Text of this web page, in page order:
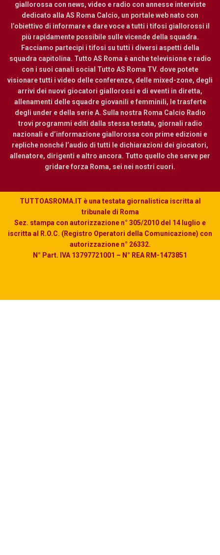
giallorossa con news, video e radio con annesse interviste
dedicato alla AS Roma Calcio, un portale web nato con
l’obiettivo di informare e dare voce a tutti i tifosi giallorossi il
più rapidamente possibile sulle vicende della squadra.
Facciamo partecipi i tifosi su tutti i diversi aspetti della
squadra capitolina. Tutto AS Roma è anche televisione e radio
con i suoi canali social Tutto AS Roma TV. dove potete
visionare tutti i video delle conferenze, delle mixed-zone, degli
arrivi dei nuovi giocatori giallorossi e di eventi in diretta,
allenamenti delle squadre giovanili e femminili, le trasferte
degli under e della serie A. Sulla nostra Roma Calcio Radio
trovi programmi editi dalla stessa testata, giornali radio
nazionali e d’informazione giallorossa con prime edizioni e
repliche nonché l’audio di tutti le dichiarazioni dei giocatori,
allenatore, dirigenti e altro ancora. Tutto quello che serve per
gridare forza Roma, sei nei nostri cuori.
TUTTOASROMA.IT è una testata giornalistica iscritta al
tribunale di Roma
Sez. stampa con autorizzazione n° 305/2010 del 14 luglio e
iscritta al R.O.C. (Registro Operatori della Comunicazione) con
autorizzazione n° 26332.
N° Part. IVA 13797721001 – N° REA RM-1473851